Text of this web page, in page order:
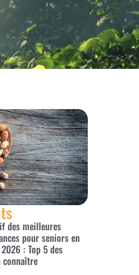
des meilleures
pour seniors en
: Top 5 des
connaître